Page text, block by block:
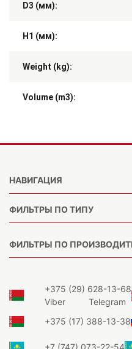
D3 (мм):
H1 (мм):
Weight (kg):
Volume (m3):
НАВИГАЦИЯ
ФИЛЬТРЫ ПО ТИПУ
ФИЛЬТРЫ ПО
+375 (29) 628-13-68
Viber
Telegram
+375 (17) 388-13-38
+7 (747) 073-22-54